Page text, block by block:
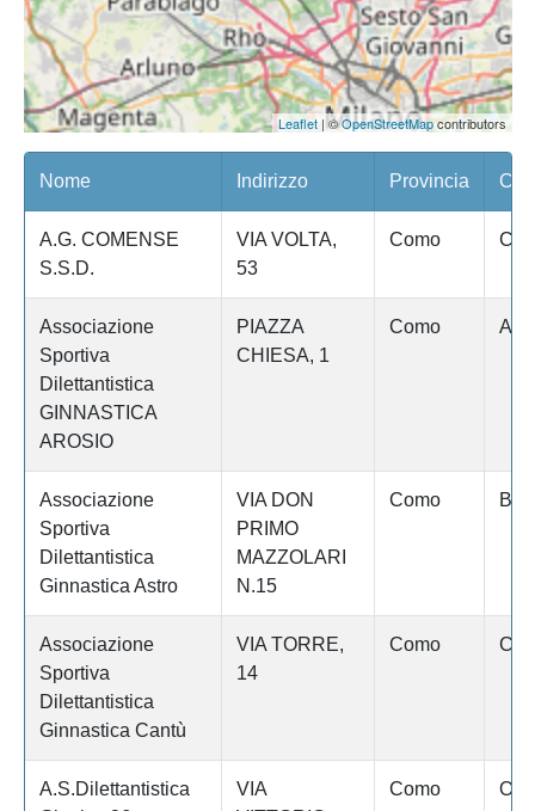
Leaflet| ©OpenStreetMapcontributors
Nome Indirizzo Provincia
A.G. COMENSE
S.S.D.
VIA VOLTA,
53
Como
Associazione
Sportiva
Dilettantistica
GINNASTICA
AROSIO
PIAZZA
CHIESA, 1
Como
Associazione
Sportiva
Dilettantistica
Ginnastica Astro
VIA DON
PRIMO
MAZZOLARI
N.15
Como
Associazione
Sportiva
Dilettantistica
Ginnastica Cantù
VIA TORRE,
14
Como
A.S.Dilettantistica
VIA
Como